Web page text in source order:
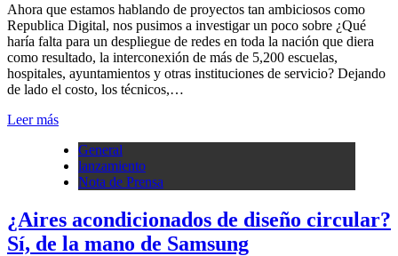
Ahora que estamos hablando de proyectos tan ambiciosos como
Republica Digital, nos pusimos a investigar un poco sobre ¿Qué
haría falta para un despliegue de redes en toda la nación que diera
como resultado, la interconexión de más de 5,200 escuelas,
hospitales, ayuntamientos y otras instituciones de servicio? Dejando
de lado el costo, los técnicos,…
Leer más
General
lanzamiento
Nota de Prensa
¿Aires acondicionados de diseño circular?
Sí, de la mano de Samsung